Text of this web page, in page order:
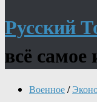
Русский
всё самое
Военное/